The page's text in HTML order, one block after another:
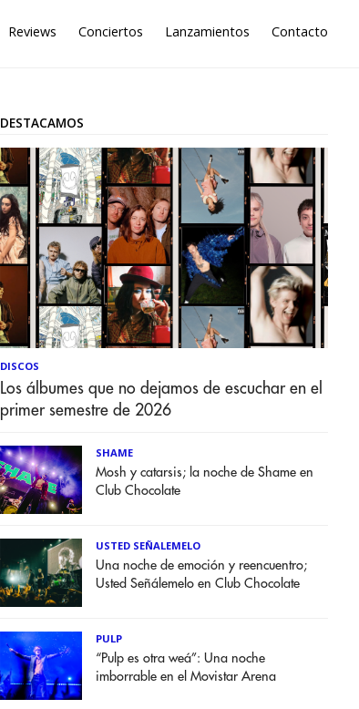
Reviews Conciertos Lanzamientos Contacto
DESTACAMOS
DISCOS
Los álbumes que no dejamos de escuchar en el
primer semestre de 2026
SHAME
Mosh y catarsis; la noche de Shame en
Club Chocolate
USTED SEÑALEMELO
Una noche de emoción y reencuentro;
Usted Señálemelo en Club Chocolate
PULP
“Pulp es otra weá”: Una noche
imborrable en el Movistar Arena